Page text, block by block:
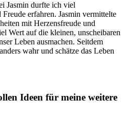
Jasmin durfte ich viel
erfahren. Jasmin vermittelte
mit Herzensfreude und
Wert auf die kleinen, unscheibaren
Leben ausmachen. Seitdem
wahr und schätze das Leben
Ideen für meine weitere